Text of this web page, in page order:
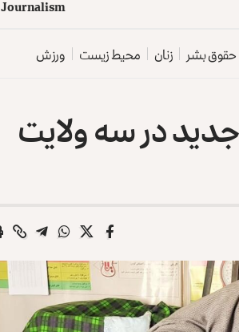
m
s
i
l
a
n
r
u
o
J
حقوق بشر زنان محیط زیست ورزش
در سه ولایت